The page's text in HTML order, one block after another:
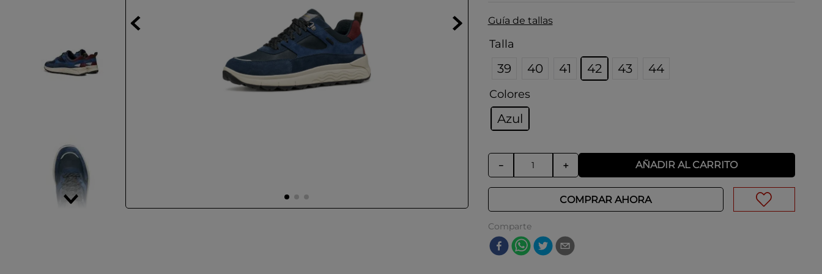
Guía de tallas
Talla
39 40 41 42 43 44
Colores
Azul
＋
－ AÑADIR AL CARRITO
COMPRAR AHORA
Comparte